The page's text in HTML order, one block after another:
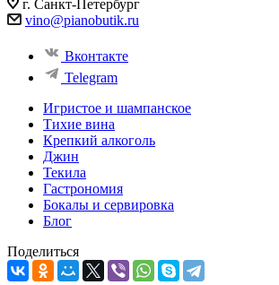
г. Санкт-Петербург
vino@pianobutik.ru
Вконтакте
Telegram
Игристое и шампанское
Тихие вина
Крепкий алкоголь
Джин
Текила
Гастрономия
Бокалы и сервировка
Блог
Поделиться